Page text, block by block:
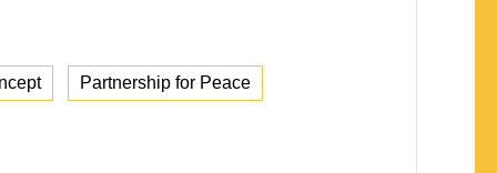
Partnership for Peace